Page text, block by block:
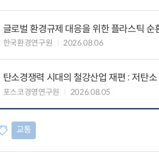
글로벌 환경규제 대응을 위한 플라스틱
한국환경연구원 2026.08.06
탄소경쟁력 시대의 철강산업 재편 : 저탄
포스코경영연구원 2026.08.05
교통